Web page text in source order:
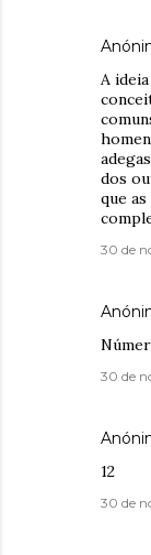
A
dos
que
30 de
30 de
12
30 de